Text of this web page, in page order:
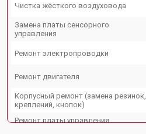
Чистка жёсткого воздуховода
Замена платы сенсорного
управления
Ремонт электропроводки
Ремонт двигателя
Корпусный ремонт (замена резинок,
креплений, кнопок)
Ремонт платы управления